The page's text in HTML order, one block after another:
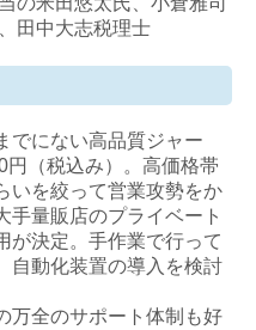
田中大志税理士
にない高品質ジャー
（税込み）。高価格帯
いを絞って営業攻勢をか
手量販店のプライベート
が決定。手作業で行って
自動化装置の導入を検討
全のサポート体制も好